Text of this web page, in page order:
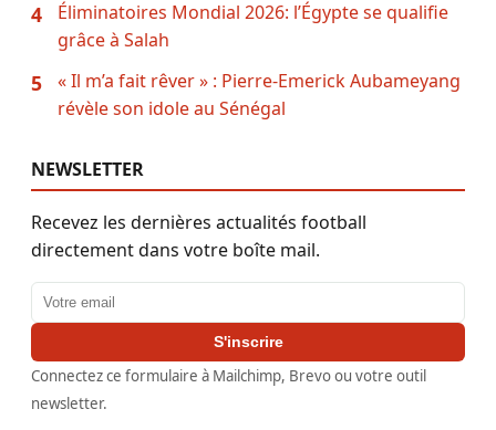
4
Éliminatoires Mondial 2026: l’Égypte se qualifie
grâce à Salah
5
« Il m’a fait rêver » : Pierre-Emerick Aubameyang
révèle son idole au Sénégal
NEWSLETTER
Recevez les dernières actualités football
directement dans votre boîte mail.
Adresse email
S'inscrire
Connectez ce formulaire à Mailchimp, Brevo ou votre outil
newsletter.